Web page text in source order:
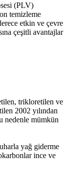
(PLV)
temizleme
etkin ve çevre
çeşitli avantajlar
trikloretilen ve
2002 yılından
nedenle mümkün
yağ giderme
ince ve